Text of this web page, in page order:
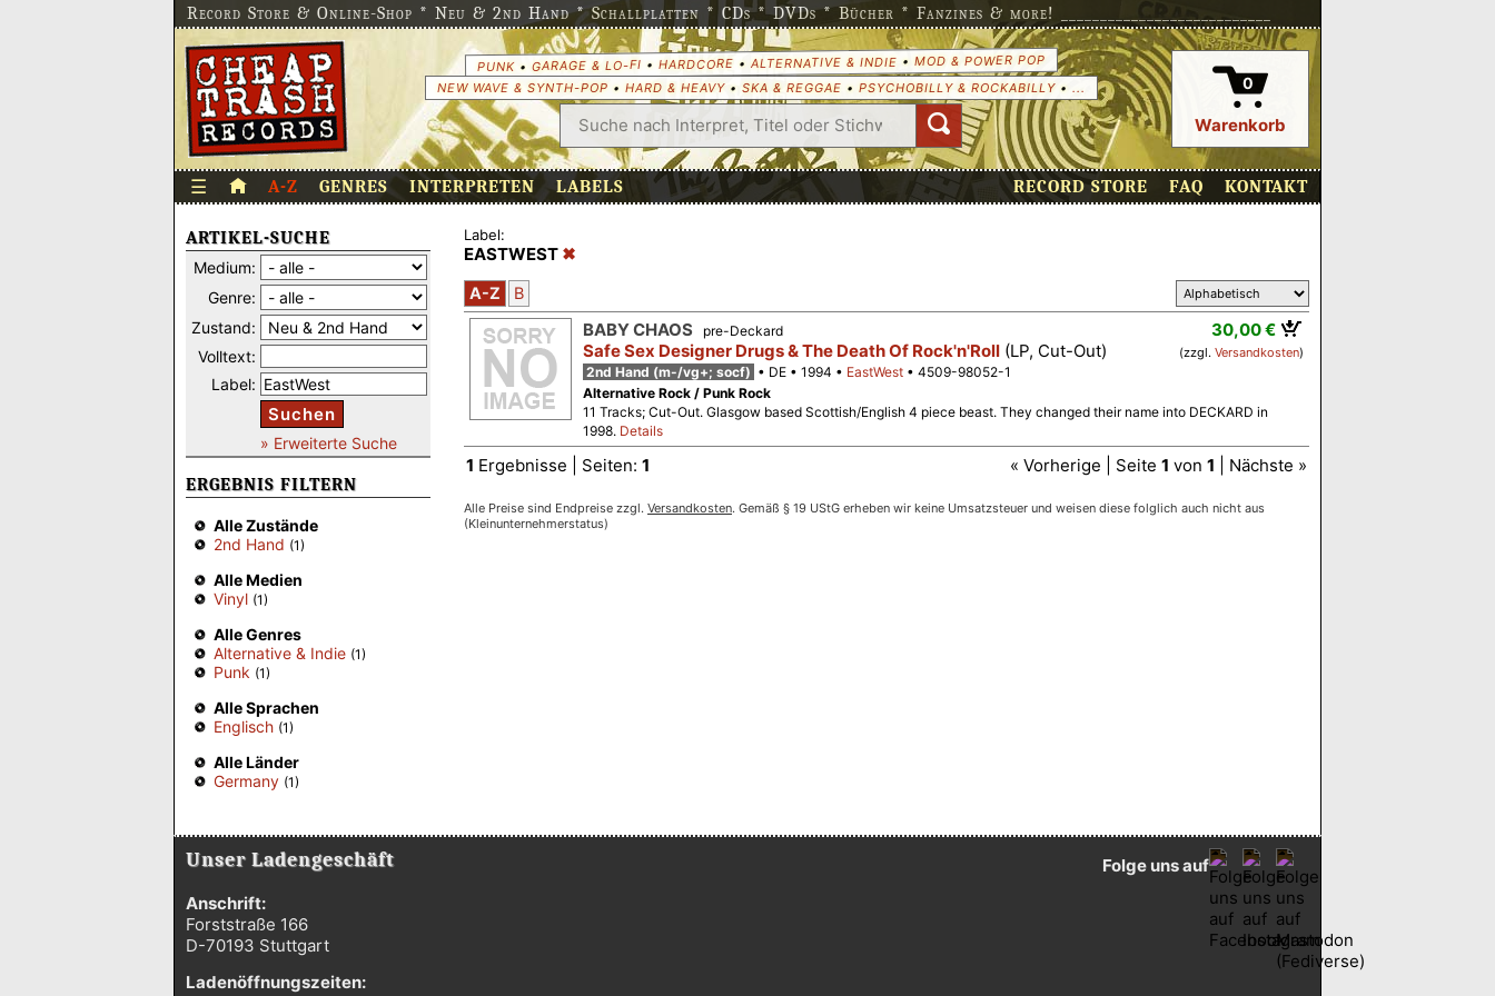
Record Store & Online-Shop * Neu & 2nd Hand * Schallplatten * CDs * DVDs * Bücher * Fanzines & more! ___________________________
PUNK• GARAGE & LO-FI • HARDCORE • ALTERNATIVE & INDIE • MOD & POWER POP
NEW WAVE & SYNTH-POP • HARD & HEAVY• SKA & REGGAE • PSYCHOBILLY & ROCKABILLY• ... 0
Warenkorb
☰ A-Z GENRES INTERPRETEN LABELS RECORD STORE FAQ KONTAKT
ARTIKEL-SUCHE
Medium:
Genre:
Zustand:
Volltext:
Label:
Suchen
» Erweiterte Suche
ERGEBNIS FILTERN
Alle Zustände
2nd Hand (1)
Alle Medien
Vinyl (1)
Alle Genres
Alternative & Indie (1)
Punk (1)
Alle Sprachen
Englisch (1)
Alle Länder
Germany (1)
Label:
EASTWEST
A-Z B
30,00 €
(zzgl. Versandkosten)
BABY CHAOS pre-Deckard
Safe Sex Designer Drugs & The Death Of Rock'n'Roll (LP, Cut-Out)
2nd Hand (m-/vg+; socf) DE 1994 EastWest
4509-98052-1
Alternative Rock / Punk Rock
11 Tracks; Cut-Out. Glasgow based Scottish/English 4 piece beast. They changed their name into DECKARD in
1998. Details
1 Ergebnisse | Seiten: 1 « Vorherige | Seite 1 von 1 | Nächste »
Alle Preise sind Endpreise zzgl. Versandkosten. Gemäß § 19 UStG erheben wir keine Umsatzsteuer und weisen diese folglich auch nicht aus
(Kleinunternehmerstatus)
Unser Ladengeschäft
Anschrift:
Forststraße 166
D-70193 Stuttgart
Ladenöffnungszeiten:
Folge uns auf